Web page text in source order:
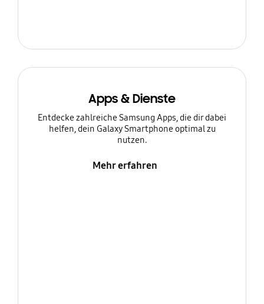
Apps & Dienste
Entdecke zahlreiche Samsung Apps, die dir dabei
helfen, dein Galaxy Smartphone optimal zu
nutzen.
Mehr erfahren